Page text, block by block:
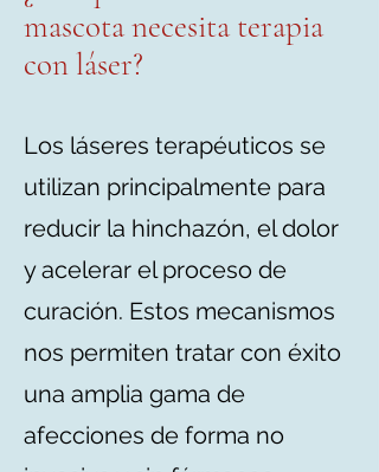
mascotanecesita terapia
con láser?
Los láseres terapéuticos se
utilizan principalmente para
reducir la hinchazón, el dolor
y acelerar el proceso de
curación. Estos mecanismos
nos permiten tratar con éxito
una amplia gama de
afecciones de forma no